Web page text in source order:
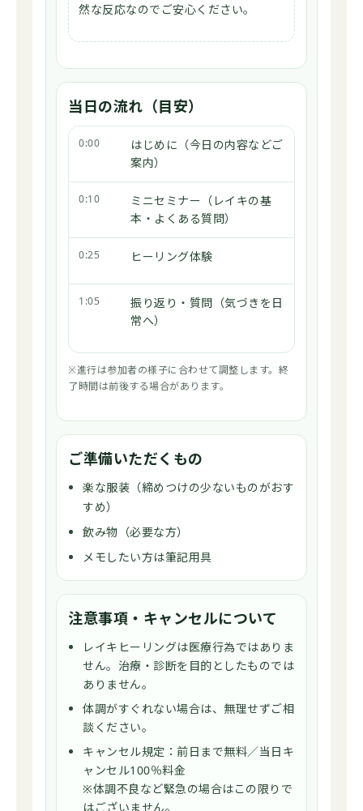
然な反応なのでご安心ください。
当日の流れ（目安）
0:00
はじめに（今日の内容などご
案内）
0:10
ミニセミナー（レイキの基
本・よくある質問）
0:25 ヒーリング体験
1:05
振り返り・質問（気づきを日
常へ）
※進行は参加者の様子に合わせて調整します。終
了時間は前後する場合があります。
ご準備いただくもの
楽な服装（締めつけの少ないものがおす
すめ）
飲み物（必要な方）
メモしたい方は筆記用具
注意事項・キャンセルについて
レイキヒーリングは医療行為ではありま
せん。治療・診断を目的としたものでは
ありません。
体調がすぐれない場合は、無理せずご相
談ください。
キャンセル規定：前日まで無料／当日キ
ャンセル100％料金
※体調不良など緊急の場合はこの限りで
はございません。